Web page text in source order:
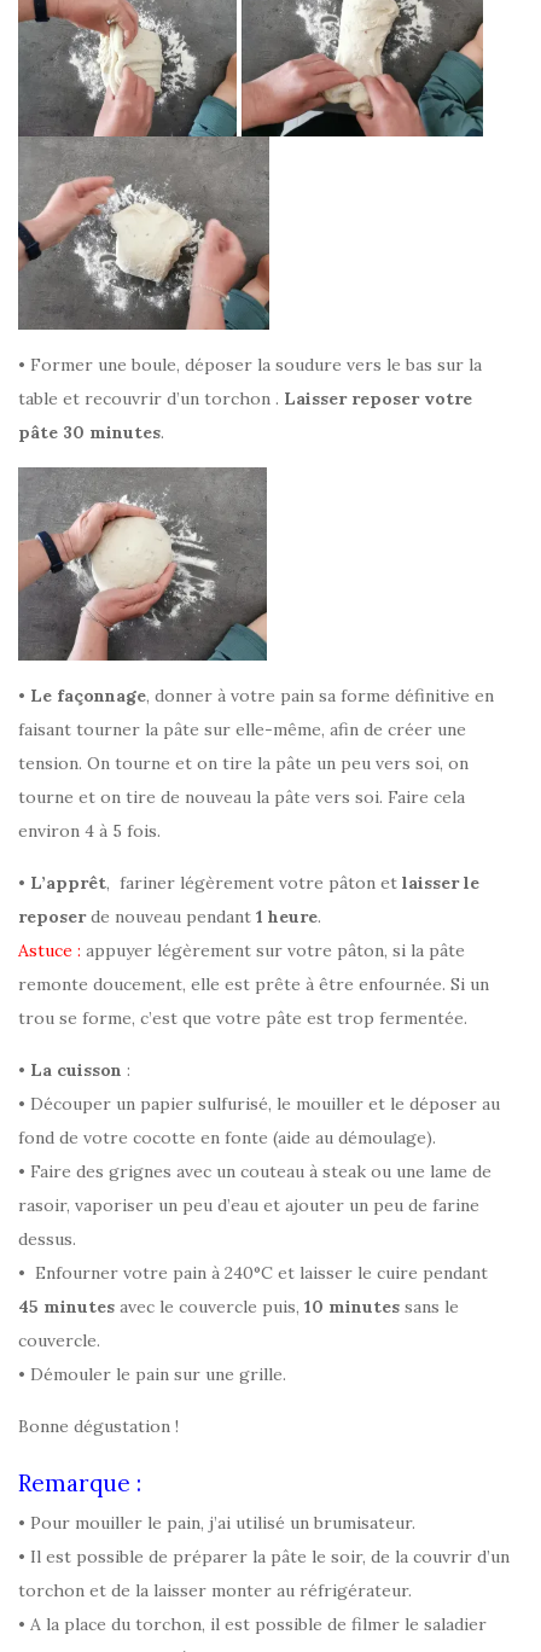
• Former une boule, déposer la soudure vers le bas sur la
table et recouvrir d’un torchon . Laisser reposer votre
pâte 30 minutes.
• Le façonnage, donner à votre pain sa forme définitive en
faisant tourner la pâte sur elle-même, afin de créer une
tension. On tourne et on tire la pâte un peu vers soi, on
tourne et on tire de nouveau la pâte vers soi. Faire cela
environ 4 à 5 fois.
• L’apprêt, fariner légèrement votre pâton et laisser le
reposerde nouveau pendant 1 heure.
Astuce : appuyer légèrement sur votre pâton, si la pâte
remonte doucement, elle est prête à être enfournée. Si un
trou se forme, c’est que votre pâte est trop fermentée.
• La cuisson :
• Découper un papier sulfurisé, le mouiller et le déposer au
fond de votre cocotte en fonte (aide au démoulage).
• Faire des grignes avec un couteau à steak ou une lame de
rasoir, vaporiser un peu d’eau et ajouter un peu de farine
dessus.
• Enfourner votre pain à 240°C et laisser le cuire pendant
45 minutes avec le couvercle puis, 10 minutes sans le
couvercle.
• Démouler le pain sur une grille.
Bonne dégustation !
Remarque :
• Pour mouiller le pain, j’ai utilisé un brumisateur.
• Il est possible de préparer la pâte le soir, de la couvrir d’un
torchon et de la laisser monter au réfrigérateur.
• A la place du torchon, il est possible de filmer le saladier